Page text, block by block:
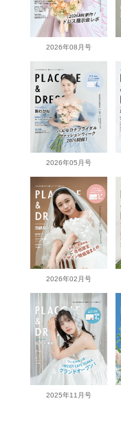
2026年08月号
2026年05月号
2026年02月号
2025年11月号